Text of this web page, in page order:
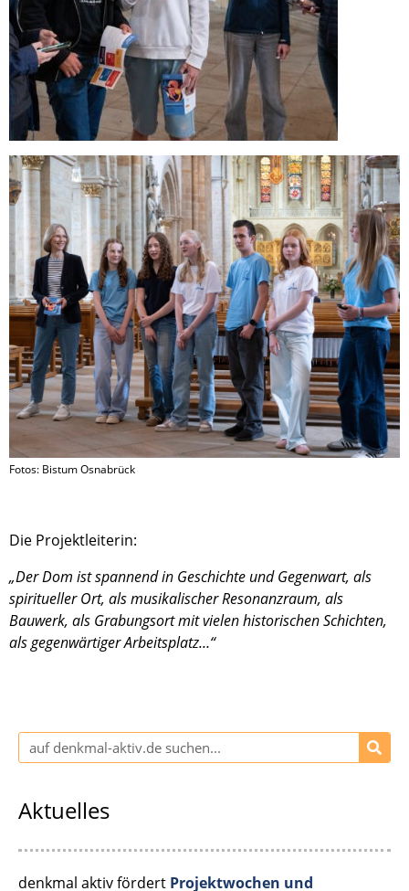
Fotos: Bistum Osnabrück
Die Projekt­lei­te­rin:
„Der Dom ist spannend in Geschichte und Gegen­wart, als
spiri­tu­el­ler Ort, als musika­li­scher Resonanz­raum, als
Bauwerk, als Grabungs­ort mit vielen histo­ri­schen Schich­ten,
als gegen­wär­ti­ger Arbeits­platz…“
Aktuelles
denkmal aktiv fördert Projektwochen und